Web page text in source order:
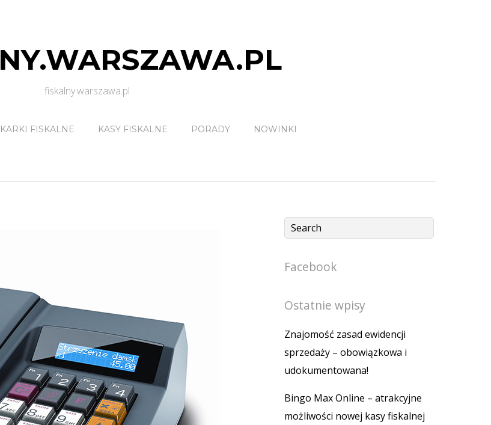
fiskalny.warszawa.pl
FISKALNE KASY FISKALNE PORADY NOWINKI
Facebook
Ostatnie wpisy
Znajomość zasad ewidencji
sprzedaży – obowiązkowa i
udokumentowana!
Bingo Max Online – atrakcyjne
możliwości nowej kasy fiskalnej